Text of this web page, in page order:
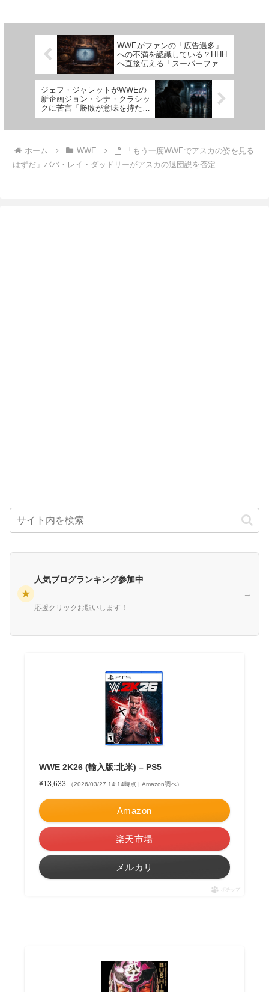
るWWEパフォ...
とWWEのやり方の融合に日々...
WWEがファンの「広告過多」
への不満を認識している？HHH
へ直接伝える「スーパーファ
ン」も登場
ジェフ・ジャレットがWWEの
新企画ジョン・シナ・クラシッ
クに苦言「勝敗が意味を持たな
いのは問題だ」
ホーム WWE
「もう一度WWEでアスカの姿を見る
はずだ」ババ・レイ・ダッドリーがアスカの退団説を否定
★
人気ブログランキング参加中
応援クリックお願いします！
→
WWE 2K26 (輸入版:北米) – PS5
¥13,633 （2026/03/27 14:14時点 | Amazon調べ）
Amazon
楽天市場
メルカリ
ポチップ